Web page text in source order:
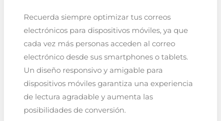
Recuerda siempre optimizar tus correos
electrónicos para dispositivos móviles, ya que
cada vez más personas acceden al correo
electrónico desde sus smartphones o tablets.
Un diseño responsivo y amigable para
dispositivos móviles garantiza una experiencia
de lectura agradable y aumenta las
posibilidades de conversión.